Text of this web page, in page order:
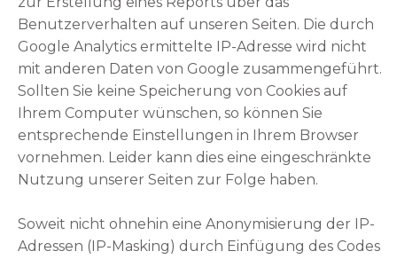
Benutzerverhalten auf unseren Seiten. Die durch
Google Analytics ermittelte IP-Adresse wird nicht
mit anderen Daten von Google zusammengeführt.
Sollten Sie keine Speicherung von Cookies auf
Ihrem Computer wünschen, so können Sie
entsprechende Einstellungen in Ihrem Browser
vornehmen. Leider kann dies eine eingeschränkte
Nutzung unserer Seiten zur Folge haben.
Soweit nicht ohnehin eine Anonymisierung der IP-
Adressen (IP-Masking) durch Einfügung des Codes